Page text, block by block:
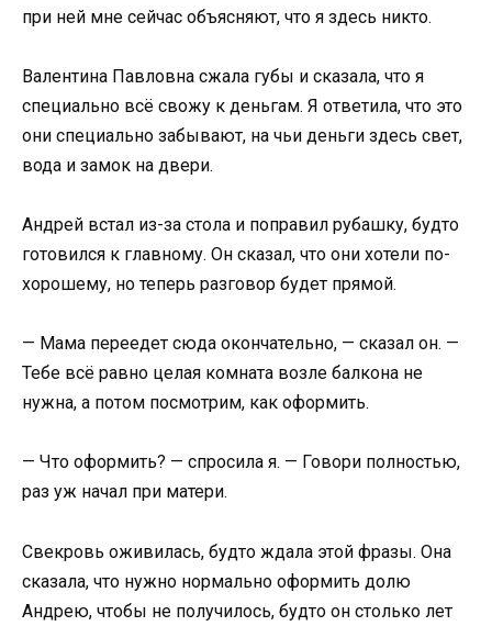
при ней мне сейчас объясняют, что я здесь никто.
Валентина Павловна сжала губы и сказала, что я
специально всё свожу к деньгам. Я ответила, что это
они специально забывают, на чьи деньги здесь свет,
вода и замок на двери.
Андрей встал из-за стола и поправил рубашку, будто
готовился к главному. Он сказал, что они хотели по-
хорошему, но теперь разговор будет прямой.
— Мама переедет сюда окончательно, — сказал он. —
Тебе всё равно целая комната возле балкона не
нужна, а потом посмотрим, как оформить.
— Что оформить? — спросила я. — Говори полностью,
раз уж начал при матери.
Свекровь оживилась, будто ждала этой фразы. Она
сказала, что нужно нормально оформить долю
Андрею, чтобы не получилось, будто он столько лет